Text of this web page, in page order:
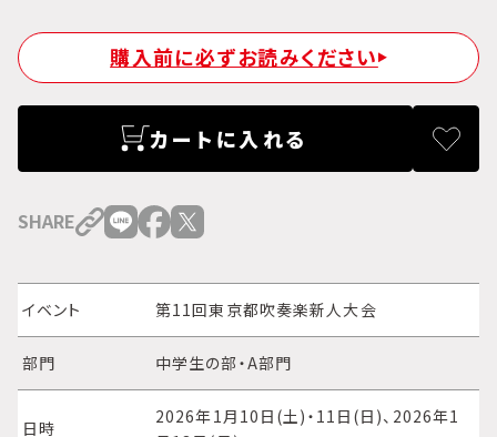
購入前に必ずお読みください
カートに入れる
SHARE
イベント 第11回東京都吹奏楽新人大会
部門 中学生の部・A部門
日時
2026年1月10日(土)・11日(日)、2026年1